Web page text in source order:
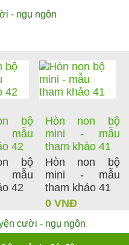
- ngụ ngôn
bộ
42
bộ
42
Hòn non bộ
mini - mẫu
tham khảo 41
Hòn non bộ
mini - mẫu
tham khảo 41
0 VNĐ
cười - ngụ ngôn